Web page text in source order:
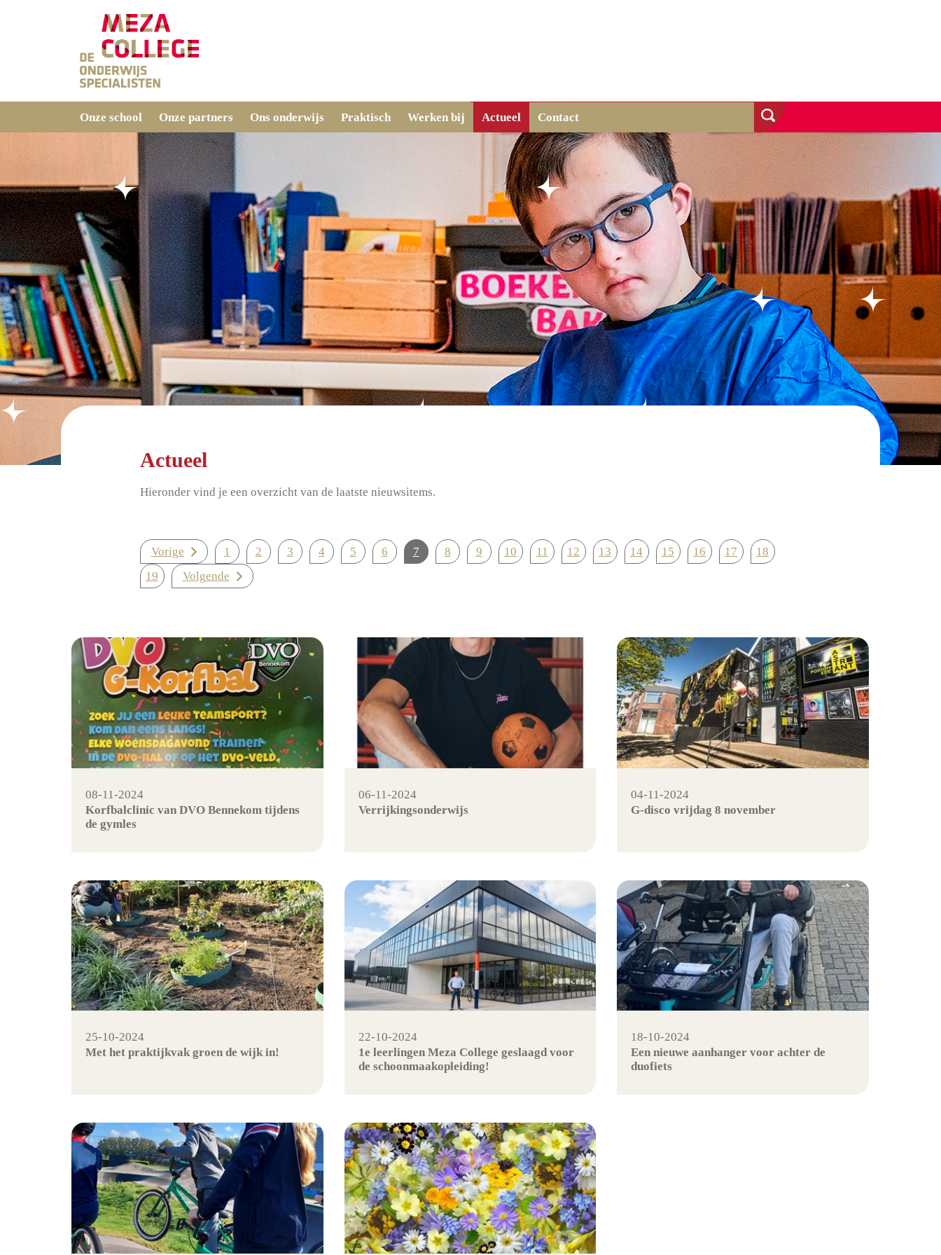
Onze school Onze partners Ons onderwijs Praktisch Werken bij Actueel Contact
Actueel
Hieronder vind je een overzicht van de laatste nieuwsitems.
Vorige 1 2 3 4 5 6 7 8 9 10 11 12 13 14 15 16 17
18
19
Volgende
08-11-2024
Korfbalclinic van DVO Bennekom tijdens
de gymles
06-11-2024
Verrijkingsonderwijs
04-11-2024
G-disco vrijdag 8 november
25-10-2024
Met het praktijkvak groen de wijk in!
22-10-2024
1e leerlingen Meza College geslaagd voor
de schoonmaakopleiding!
18-10-2024
Een nieuwe aanhanger voor achter de
duofiets